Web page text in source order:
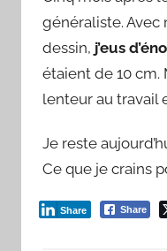
généraliste. Avec
dessin, j’eus
étaient de 10
lenteur au travail
Je reste
Ce que je crains
Share
Share